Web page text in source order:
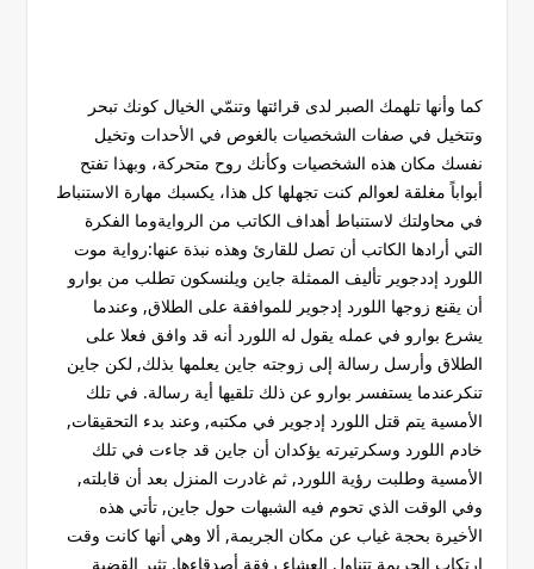
كما وأنها تلهمك الصبر لدى قرائتها وتنمّي الخيال كونك تبحر
وتتخيل في صفات الشخصيات بالغوص في الأحدات وتخيل
نفسك مكان هذه الشخصيات وكأنك روح متحركة، وبهذا تفتح
أبواباً مغلقة لعوالم كنت تجهلها كل هذا، يكسبك مهارة الاستنباط
في محاولتك لاستنباط أهداف الكاتب من الروايةوما الفكرة
التي أرادها الكاتب أن تصل للقارئ وهذه نبذة عنها:رواية موت
اللورد إددجوير تأليف الممثلة جاين ويلنسكون تطلب من بوارو
أن يقنع زوجها اللورد إدجوير للموافقة على الطلاق, وعندما
يشرع بوارو في عمله يقول له اللورد أنه قد وافق فعلا على
الطلاق وأرسل رسالة إلى زوجته جاين يعلمها بذلك, لكن جاين
تنكرعندما يستفسر بوارو عن ذلك تلقيها أية رسالة. في تلك
الأمسية يتم قتل اللورد إدجوير في مكتبه, وعند بدء التحقيقات,
خادم اللورد وسكرتيرته يؤكدان أن جاين قد جاءت في تلك
الأمسية وطلبت رؤية اللورد, ثم غادرت المنزل بعد أن قابلته,
وفي الوقت الذي تحوم فيه الشبهات حول جاين, تأتي هذه
الأخيرة بحجة غياب عن مكان الجريمة, ألا وهي أنها كانت وقت
ارتكاب الجريمة تتناول العشاء رفقة أصدقاءها, تثير القضية